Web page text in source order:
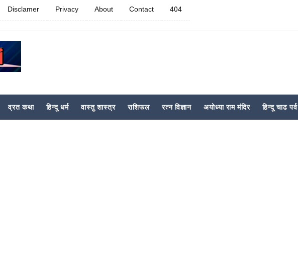
Disclamer Privacy About Contact 404
व्रत कथा हिन्दू धर्म वास्तु शास्त्र राशिफल रत्न विज्ञान अयोध्या राम मंदिर हिन्दू चाढ पर्व